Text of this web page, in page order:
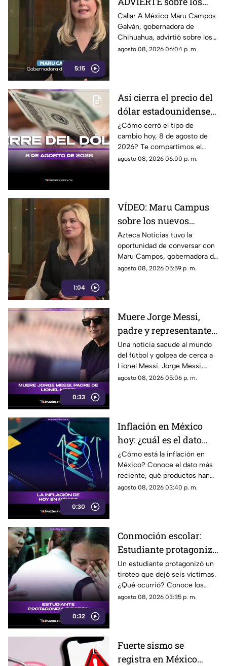
5:15
RIESGOS de los nuevos
lineamientos
propuestos por el
Gobierno
Callar A México Maru Campos
Galván, gobernadora de
Chihuahua, advirtió sobre los
riesgos que podrían
disposiciones podrían
utilizarse para sancionar a
medios y periodistas críticos,
además de abrir la puerta a
que el poder determine qué
contenidos son información,
opinión o motivo de sanción.
agosto 08, 2026 06:04 p. m.
Así cierra el precio del
dólar estadounidense
HOY, sábado 8 de
agosto de 2026, en
Cancún
¿Cómo cerró el tipo de
cambio hoy, 8 de agosto de
2026? Te compartimos el
precio del dólar al cierre de
agosto 08, 2026 06:00 p. m.
1:04
VÍDEO: Maru Campus
sobre los nuevos
lineamientos y señala
que son un riesgo para
la libertad de expresión
Azteca Noticias tuvo la
oportunidad de conversar con
Maru Campos, gobernadora de
Chihuahua, quien habló sobre
convertirse en una forma de
censura impulsada desde el
Gobierno Federal.
agosto 08, 2026 05:59 p. m.
0:33
Muere Jorge Messi,
padre y representante
de Lionel Messi
Una noticia sacude al mundo
del fútbol y golpea de cerca a
Lionel Messi. Jorge Messi,
padre y representante del astro
agosto 08, 2026 05:06 p. m.
0:30
Inflación en México
hoy: ¿cuál es el dato
actual?
¿Cómo está la inflación en
México? Conoce el dato más
reciente, qué productos han
subido de precio y cómo
agosto 08, 2026 03:40 p. m.
0:32
Conmoción escolar:
Estudiante protagoniza
t1r0t30 con seis
víctimas
Un estudiante protagonizó un
tiroteo que dejó seis víctimas.
¿Qué ocurrió? Conoce los
detalles de esta tragedia.
agosto 08, 2026 03:35 p. m.
Fuerte sismo se
registra en México